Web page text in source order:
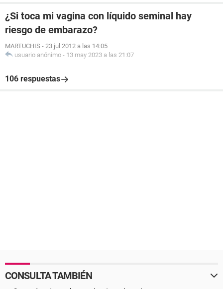
¿Si toca mi vagina con líquido seminal hay
riesgo de embarazo?
MARTUCHIS - 23 jul 2012 a las 14:05
usuario anónimo - 13 may 2023 a las 21:07
106 respuestas
CONSULTA TAMBIÉN